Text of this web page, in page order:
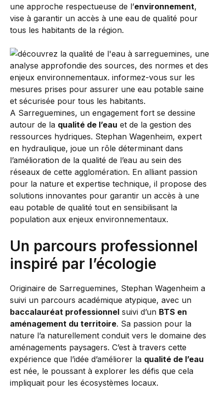
une approche respectueuse de l’environnement,
vise à garantir un accès à une eau de qualité pour
tous les habitants de la région.
A Sarreguemines, un engagement fort se dessine
autour de la qualité de l’eau et de la gestion des
ressources hydriques. Stephan Wagenheim, expert
en hydraulique, joue un rôle déterminant dans
l’amélioration de la qualité de l’eau au sein des
réseaux de cette agglomération. En alliant passion
pour la nature et expertise technique, il propose des
solutions innovantes pour garantir un accès à une
eau potable de qualité tout en sensibilisant la
population aux enjeux environnementaux.
Un parcours professionnel
inspiré par l’écologie
Originaire de Sarreguemines, Stephan Wagenheim a
suivi un parcours académique atypique, avec un
baccalauréat professionnel suivi d’un BTS en
aménagement du territoire. Sa passion pour la
nature l’a naturellement conduit vers le domaine des
aménagements paysagers. C’est à travers cette
expérience que l’idée d’améliorer la qualité de l’eau
est née, le poussant à explorer les défis que cela
impliquait pour les écosystèmes locaux.